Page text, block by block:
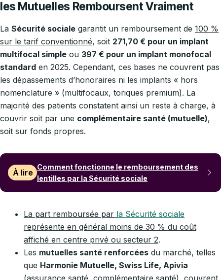
les Mutuelles Remboursent Vraiment
La Sécurité sociale garantit un remboursement de 100 %
sur le tarif conventionné, soit 271,70 € pour un implant
multifocal simple ou 397 € pour un implant monofocal
standard en 2025. Cependant, ces bases ne couvrent pas
les dépassements d’honoraires ni les implants « hors
nomenclature » (multifocaux, toriques premium). La
majorité des patients constatent ainsi un reste à charge, à
couvrir soit par une complémentaire santé (mutuelle),
soit sur fonds propres.
À lire
Comment fonctionne le remboursement des
lentilles par la Sécurité sociale
La part remboursée par la Sécurité sociale
représente en général moins de 30 % du coût
affiché en centre privé ou secteur 2.
Les mutuelles santé renforcées du marché, telles
que Harmonie Mutuelle, Swiss Life, Apivia